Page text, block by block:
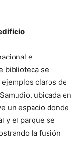
e
biblioteca se
claros de
ubicada en
un espacio donde
y el parque se
la fusión